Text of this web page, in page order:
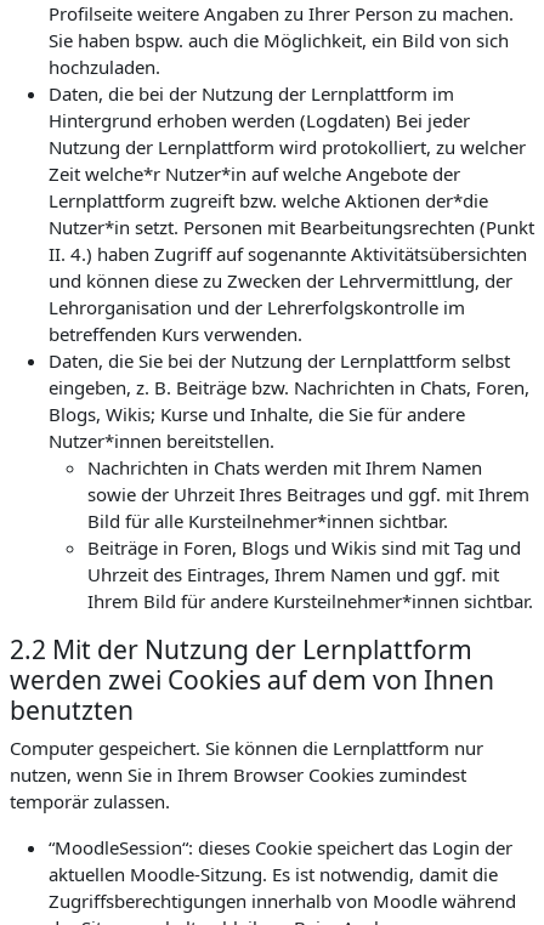
Profilseite weitere Angaben zu Ihrer Person zu machen.
Sie haben bspw. auch die Möglichkeit, ein Bild von sich
hochzuladen.
Daten, die bei der Nutzung der Lernplattform im
Hintergrund erhoben werden (Logdaten) Bei jeder
Nutzung der Lernplattform wird protokolliert, zu welcher
Zeit welche*r Nutzer*in auf welche Angebote der
Lernplattform zugreift bzw. welche Aktionen der*die
Nutzer*in setzt. Personen mit Bearbeitungsrechten (Punkt
II. 4.) haben Zugriff auf sogenannte Aktivitätsübersichten
und können diese zu Zwecken der Lehrvermittlung, der
Lehrorganisation und der Lehrerfolgskontrolle im
betreffenden Kurs verwenden.
Daten, die Sie bei der Nutzung der Lernplattform selbst
eingeben, z. B. Beiträge bzw. Nachrichten in Chats, Foren,
Blogs, Wikis; Kurse und Inhalte, die Sie für andere
Nutzer*innen bereitstellen.
Nachrichten in Chats werden mit Ihrem Namen
sowie der Uhrzeit Ihres Beitrages und ggf. mit Ihrem
Bild für alle Kursteilnehmer*innen sichtbar.
Beiträge in Foren, Blogs und Wikis sind mit Tag und
Uhrzeit des Eintrages, Ihrem Namen und ggf. mit
Ihrem Bild für andere Kursteilnehmer*innen sichtbar.
2.2 Mit der Nutzung der Lernplattform
werden zwei Cookies auf dem von Ihnen
benutzten
Computer gespeichert. Sie können die Lernplattform nur
nutzen, wenn Sie in Ihrem Browser Cookies zumindest
temporär zulassen.
“MoodleSession“: dieses Cookie speichert das Login der
aktuellen Moodle-Sitzung. Es ist notwendig, damit die
Zugriffsberechtigungen innerhalb von Moodle während